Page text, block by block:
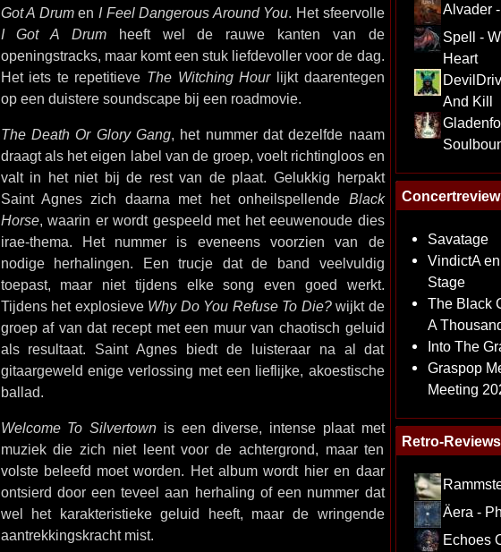
Got A Drumen I Feel Dangerous Around You. Het sfeervolle
I Got A Drumheeft wel de rauwe kanten van de
openingstracks, maar komt een stuk liefdevoller voor de dag.
Het iets te repetitieve The Witching Hourlijkt daarentegen
op een duistere soundscape bij een roadmovie.
The Death Or Glory Gang, het nummer dat dezelfde naam
draagt als het eigen label van de groep, voelt richtingloos en
valt in het niet bij de rest van de plaat. Gelukkig herpakt
Saint Agnes zich daarna met het onheilspellende Black
Horse, waarin er wordt gespeeld met het eeuwenoude dies
irae-thema. Het nummer is eveneens voorzien van de
nodige herhalingen. Een trucje dat de band veelvuldig
toepast, maar niet tijdens elke song even goed werkt.
Tijdens het explosieve Why Do You Refuse To Die?wijkt de
groep af van dat recept met een muur van chaotisch geluid
als resultaat. Saint Agnes biedt de luisteraar na al dat
gitaargeweld enige verlossing met een lieflijke, akoestische
ballad.
Welcome To Silvertown is een diverse, intense plaat met
muziek die zich niet leent voor de achtergrond, maar ten
volste beleefd moet worden. Het album wordt hier en daar
ontsierd door een teveel aan herhaling of een nummer dat
wel het karakteristieke geluid heeft, maar de wringende
aantrekkingskracht mist.
Alvader
Spell -
Heart
And Kill
Savatage
VindictA
Stage
The Black
A
Into The
Graspop
Meeting
Retro-Reviews
Äera -
Echoes